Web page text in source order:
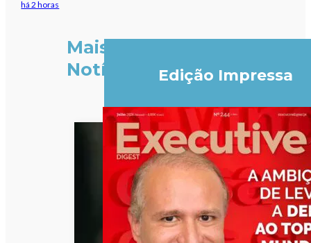
há 2 horas
Mais
Notícias
Edição Impressa